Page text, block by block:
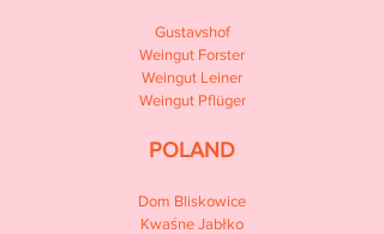
Gustavshof
Weingut Forster
Weingut Leiner
Weingut Pflüger​
POLAND
Dom Bliskowice
Kwaśne Jabłko